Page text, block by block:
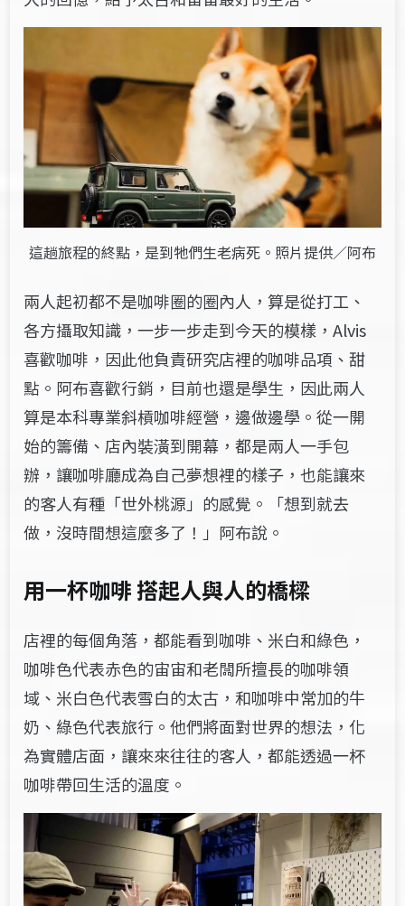
這趟旅程的終點，是到牠們生老病死。照片提供／阿布
兩人起初都不是咖啡圈的圈內人，算是從打工、
各方攝取知識，一步一步走到今天的模樣，Alvis
喜歡咖啡，因此他負責研究店裡的咖啡品項、甜
點。阿布喜歡行銷，目前也還是學生，因此兩人
算是本科專業斜槓咖啡經營，邊做邊學。從一開
始的籌備、店內裝潢到開幕，都是兩人一手包
辦，讓咖啡廳成為自己夢想裡的樣子，也能讓來
的客人有種「世外桃源」的感覺。「想到就去
做，沒時間想這麼多了！」阿布說。
用一杯咖啡 搭起人與人的橋樑
店裡的每個角落，都能看到咖啡、米白和綠色，
咖啡色代表赤色的宙宙和老闆所擅長的咖啡領
域、米白色代表雪白的太古，和咖啡中常加的牛
奶、綠色代表旅行。他們將面對世界的想法，化
為實體店面，讓來來往往的客人，都能透過一杯
咖啡帶回生活的溫度。